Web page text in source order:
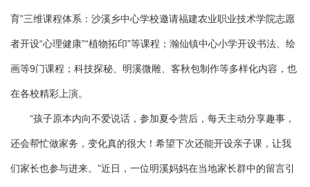
育”三维课程体系：沙溪乡中心学校邀请福建农业职业技术学院志愿
者开设“心理健康”“植物拓印”等课程；瀚仙镇中心小学开设书法、绘
画等9门课程；科技探秘、明溪微雕、客秋包制作等多样化内容，也
在各校精彩上演。
“孩子原本内向不爱说话，参加夏令营后，每天主动分享趣事，
还会帮忙做家务，变化真的很大！希望下次还能开设亲子课，让我
们家长也参与进来。”近日，一位明溪妈妈在当地家长群中的留言引